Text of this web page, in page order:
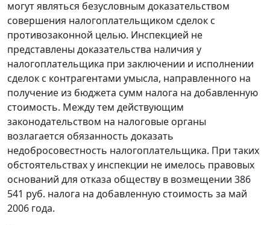
могут являться безусловным доказательством
совершения налогоплательщиком сделок с
противозаконной целью. Инспекцией не
представлены доказательства наличия у
налогоплательщика при заключении и исполнении
сделок с контрагентами умысла, направленного на
получение из бюджета сумм налога на добавленную
стоимость. Между тем действующим
законодательством на налоговые органы
возлагается обязанность доказать
недобросовестность налогоплательщика. При таких
обстоятельствах у инспекции не имелось правовых
оснований для отказа обществу в возмещении 386
541 руб. налога на добавленную стоимость за май
2006 года.